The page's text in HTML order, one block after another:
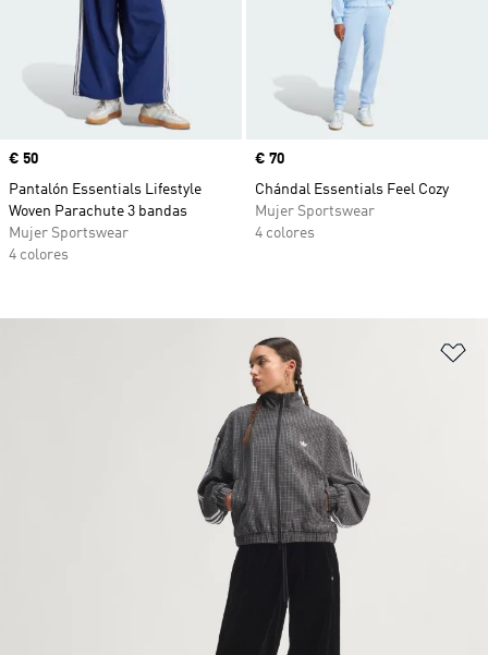
Precio
€ 50
Pantalón Essentials Lifestyle
Woven Parachute 3 bandas
Mujer Sportswear
4 colores
Precio
€ 70
Chándal Essentials Feel Cozy
Mujer Sportswear
4 colores